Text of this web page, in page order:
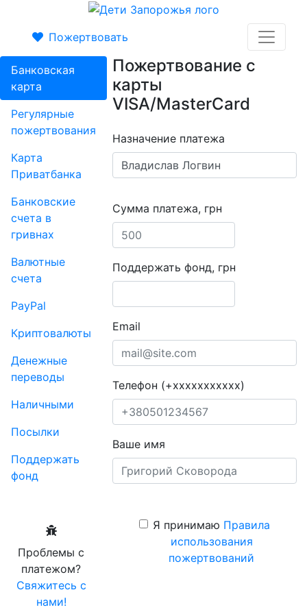
Пожертвовать
Банковская
карта
Регулярные
пожертвования
Карта
Приватбанка
Банковские
счета в
гривнах
Валютные
счета
PayPal
Криптовалюты
Денежные
переводы
Наличными
Посылки
Поддержать
фонд
Проблемы с
платежом?
Свяжитесь с
нами!
Пожертвование с
карты
VISA/MasterCard
Назначение платежа
Сумма платежа, грн
Поддержать фонд, грн
Email
Телефон (+xxxxxxxxxxx)
Ваше имя
Я принимаю Правила
использования
пожертвований